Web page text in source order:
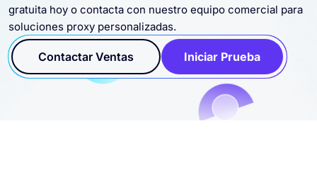
gratuita hoy o contacta con nuestro equipo comercial para
soluciones proxy personalizadas.
Contactar Ventas Iniciar Prueba